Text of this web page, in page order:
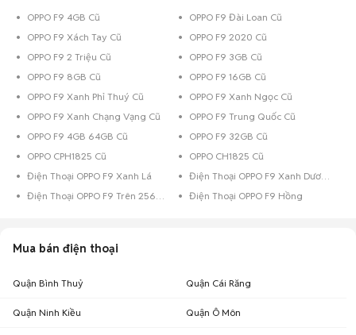
OPPO F9 4GB Cũ
OPPO F9 Đài Loan Cũ
OPPO F9 Xách Tay Cũ
OPPO F9 2020 Cũ
OPPO F9 2 Triệu Cũ
OPPO F9 3GB Cũ
OPPO F9 8GB Cũ
OPPO F9 16GB Cũ
OPPO F9 Xanh Phỉ Thuý Cũ
OPPO F9 Xanh Ngọc Cũ
OPPO F9 Xanh Chạng Vạng Cũ
OPPO F9 Trung Quốc Cũ
OPPO F9 4GB 64GB Cũ
OPPO F9 32GB Cũ
OPPO CPH1825 Cũ
OPPO CH1825 Cũ
Điện Thoại OPPO F9 Xanh Lá
Điện Thoại OPPO F9 Xanh Dương
Điện Thoại OPPO F9 Trên 256GB Đen
Điện Thoại OPPO F9 Hồng
Mua bán điện thoại
Quận Bình Thuỷ Quận Cái Răng
Quận Ninh Kiều Quận Ô Môn